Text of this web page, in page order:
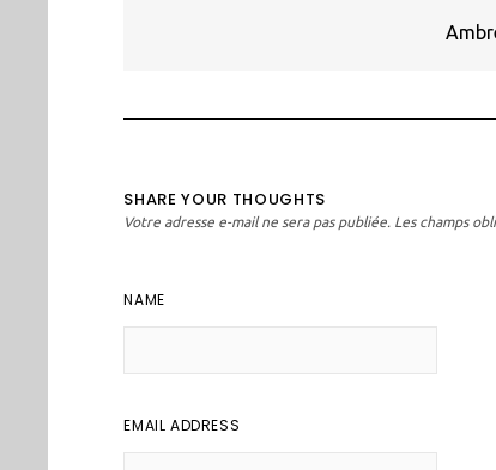
SHARE YOUR THOUGHTS
Votre adresse e-mail ne sera pas publiée. Les champs
NAME
EMAIL ADDRESS